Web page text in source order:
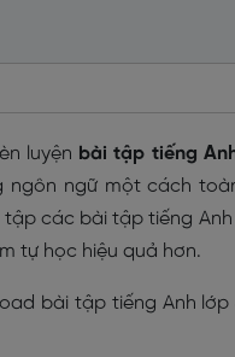
luyện bài tập tiếng
ngữ một cách
các bài tập tiếng
tự học hiệu quả hơn.
bài tập tiếng Anh